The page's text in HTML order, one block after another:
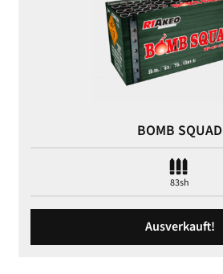
BOMB SQUAD
83sh
Ausverkauft!